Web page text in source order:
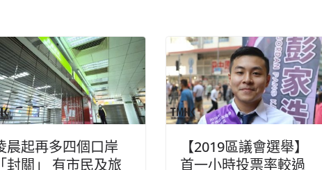
晨起再多四個口岸
「封關」 有市民及旅
【2019區議會選舉】
首一小時投票率較過